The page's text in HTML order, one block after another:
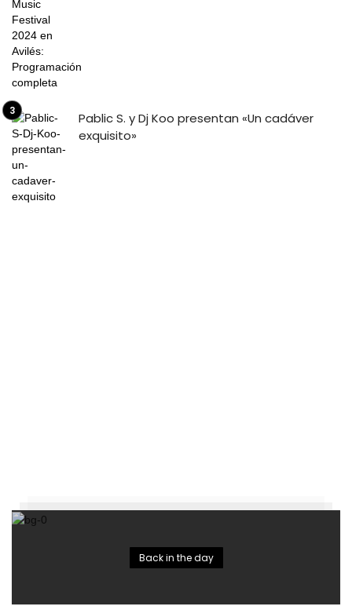
Pablic S. y Dj Koo presentan «Un cadáver
exquisito»
Back in the day